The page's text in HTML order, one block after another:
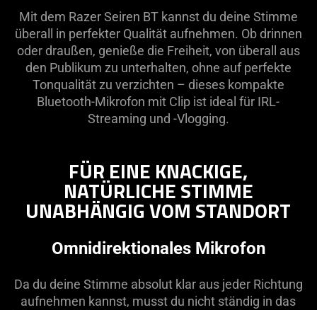
Mit dem Razer Seiren BT kannst du deine Stimme
überall in perfekter Qualität aufnehmen. Ob drinnen
oder draußen, genieße die Freiheit, von überall aus
den Publikum zu unterhalten, ohne auf perfekte
Tonqualität zu verzichten – dieses kompakte
Bluetooth-Mikrofon mit Clip ist ideal für IRL-
Streaming und -Vlogging.
FÜR EINE KNACKIGE,
NATÜRLICHE STIMME
UNABHÄNGIG VOM STANDORT
Omnidirektionales Mikrofon
Da du deine Stimme absolut klar aus jeder Richtung
aufnehmen kannst, musst du nicht ständig in das